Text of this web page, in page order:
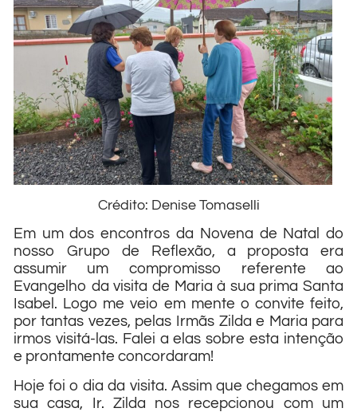
Crédito: Denise Tomaselli
Em um dos encontros da Novena de Natal do
nosso Grupo de Reflexão, a proposta era
assumir um compromisso referente ao
Evangelho da visita de Maria à sua prima Santa
Isabel. Logo me veio em mente o convite feito,
por tantas vezes, pelas Irmãs Zilda e Maria para
irmos visitá-las. Falei a elas sobre esta intenção
e prontamente concordaram!
Hoje foi o dia da visita. Assim que chegamos em
sua casa, Ir. Zilda nos recepcionou com um